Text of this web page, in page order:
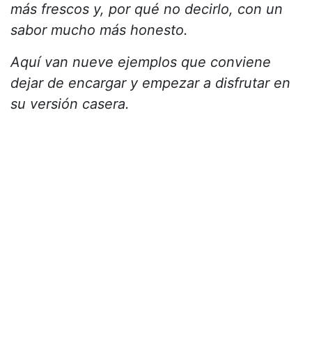
más frescos y, por qué no decirlo, con un
sabor mucho más honesto.
Aquí van nueve ejemplos que conviene
dejar de encargar y empezar a disfrutar en
su versión casera.